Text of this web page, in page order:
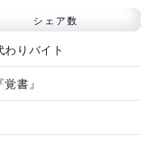
シェア数
わりバイト
書』